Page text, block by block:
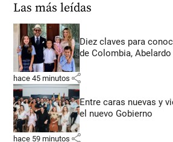
Las más leídas
Diez claves para
de Colombia,
hace 45 minutos share
Entre caras nuevas y
el nuevo Gobierno
hace 59 minutos share